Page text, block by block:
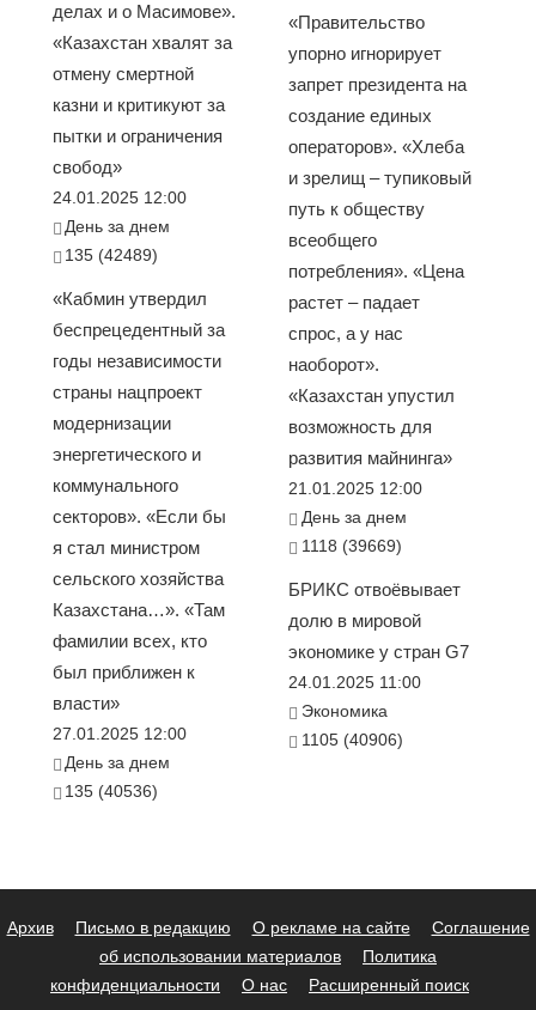
делах и о Масимове».
«Казахстан хвалят за
отмену смертной
казни и критикуют за
пытки и ограничения
свобод»
24.01.2025 12:00
День за днем
135 (42489)
«Кабмин утвердил
беспрецедентный за
годы независимости
страны нацпроект
модернизации
энергетического и
коммунального
секторов». «Если бы
я стал министром
сельского хозяйства
Казахстана…». «Там
фамилии всех, кто
был приближен к
власти»
27.01.2025 12:00
День за днем
135 (40536)
«Правительство
упорно игнорирует
запрет президента на
создание единых
операторов». «Хлеба
и зрелищ – тупиковый
путь к обществу
всеобщего
потребления». «Цена
растет – падает
спрос, а у нас
наоборот».
«Казахстан упустил
возможность для
развития майнинга»
21.01.2025 12:00
День за днем
1118 (39669)
БРИКС отвоёвывает
долю в мировой
экономике у стран G7
24.01.2025 11:00
Экономика
1105 (40906)
Архив Письмо в редакцию О рекламе на сайте
Соглашение
об использовании материалов
Политика
конфиденциальности
О нас Расширенный поиск